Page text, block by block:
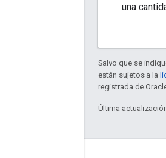
una
Salvo que se
están sujetos a la
registrada de
Última